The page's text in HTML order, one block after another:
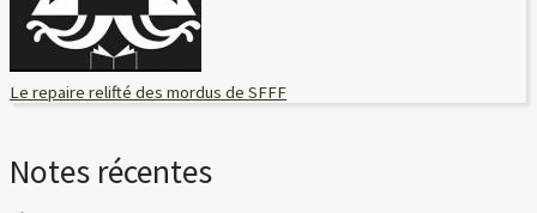
Le repaire relifté des mordus de SFFF
Notes récentes